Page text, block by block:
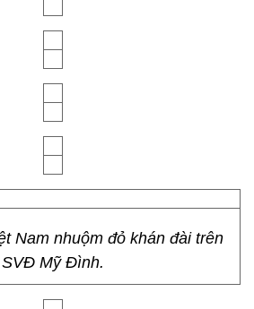
Nam nhuộm đỏ khán đài trên
SVĐ Mỹ Đình.